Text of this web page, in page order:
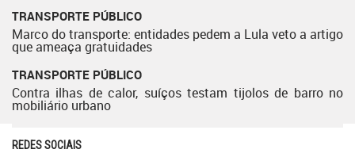
TRANSPORTE PÚBLICO
Marco do transporte: entidades pedem a Lula veto a artigo
que ameaça gratuidades
TRANSPORTE PÚBLICO
Contra ilhas de calor, suíços testam tijolos de barro no
mobiliário urbano
REDES SOCIAIS